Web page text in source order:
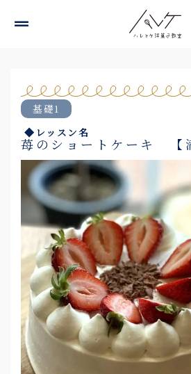
基礎1
◆レッスン名
苺のショートケーキ 【